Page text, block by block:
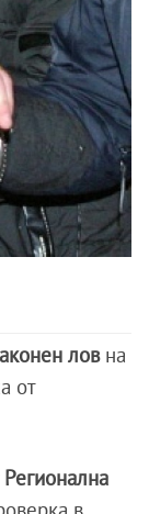
ловна
от
Регионална